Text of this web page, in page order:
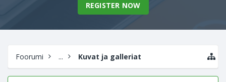
REGISTER NOW
Foorumi ... Kuvat ja galleriat